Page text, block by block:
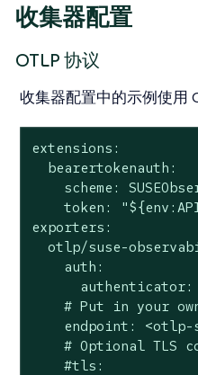
收集器配置
OTLP 协议
收集器配置中的示例使用
extensions:
  bearertokenauth:
scheme:
token:
exporters:
otlp/suse-
    auth:
# Put in your
endpoint:
# Optional TLS
    #tls: